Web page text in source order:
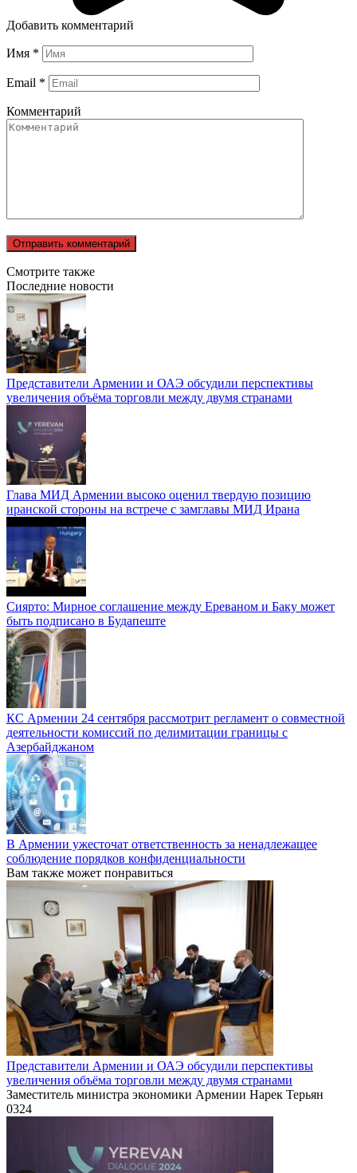
Добавить комментарий
Имя *
Email *
Комментарий
Смотрите также
Последние новости
Представители Армении и ОАЭ обсудили перспективы
увеличения объёма торговли между двумя странами
Глава МИД Армении высоко оценил твердую позицию
иранской стороны на встрече с замглавы МИД Ирана
Сиярто: Мирное соглашение между Ереваном и Баку может
быть подписано в Будапеште
КС Армении 24 сентября рассмотрит регламент о совместной
деятельности комиссий по делимитации границы с
Азербайджаном
В Армении ужесточат ответственность за ненадлежащее
соблюдение порядков конфиденциальности
Вам также может понравиться
Представители Армении и ОАЭ обсудили перспективы
увеличения объёма торговли между двумя странами
Заместитель министра экономики Армении Нарек Терьян
0324